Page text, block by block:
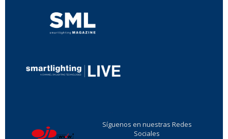
Síguenos en nuestras Redes
Sociales